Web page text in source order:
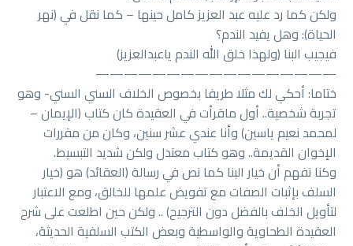
ولكن كما رد عليه عبد العزيز كامل حينها – كما نقل في (نهر
الحياة): وهل يفيد الندم؟
فيجيب البنا (ولهذا خلق الله الندم ياعبدالعزيز)
—————————————————
ختاما: أحكي لك مثلا طريفا بخصوص الخلاف السني السني- وهو
تجربة شخصية.. أول ماقرأت في العقيدة كان كتاب (الإيمان –
لمحمد نعيم ياسين) وأنا عندي عشر سنين، وكان من مقررات
الإخوان القديمة.. وهو كتاب معتدل ولكن شديد التبسيط.
وكنا نفهم أن خيار البنا كما نص في رسالة (العقائد) هو (خيار
السلف بإثبات الصفات مع تفويض علمها للخالق، ومع الاعتبار
لتأويل الخلف بالفضل دون الترجيح) .. ولكن حين اطلعت على شرح
العقيدة الطحاوية والواسطية وبعض الكتب السلفية الحديثة،